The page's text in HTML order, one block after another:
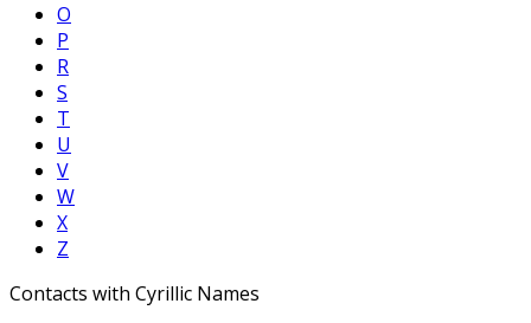
O
P
R
S
T
U
V
W
X
Z
Contacts with Cyrillic Names